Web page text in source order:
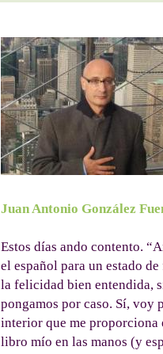
Juan Antonio González
Estos días ando contento.
el español para un estado
la felicidad bien entendida,
pongamos por caso. Sí, voy
interior que me proporciona
libro mío en las manos (y